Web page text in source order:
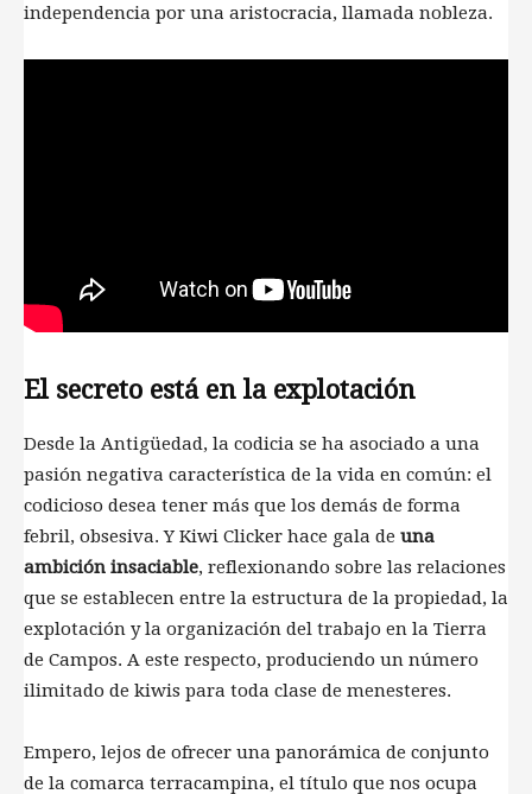
independencia por una aristocracia, llamada nobleza.
El secreto está en la explotación
Desde la Antigüedad, la codicia se ha asociado a una
pasión negativa característica de la vida en común: el
codicioso desea tener más que los demás de forma
febril, obsesiva. Y Kiwi Clicker hace gala de una
ambición insaciable, reflexionando sobre las relaciones
que se establecen entre la estructura de la propiedad, la
explotación y la organización del trabajo en la Tierra
de Campos. A este respecto, produciendo un número
ilimitado de kiwis para toda clase de menesteres.
Empero, lejos de ofrecer una panorámica de conjunto
de la comarca terracampina, el título que nos ocupa